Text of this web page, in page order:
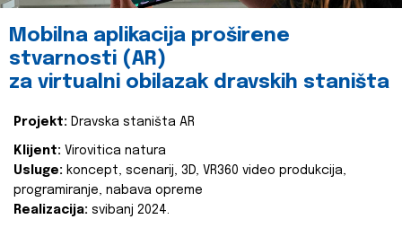
Mobilna aplikacija proširene
stvarnosti (AR)
za virtualni obilazak dravskih staništa
Projekt: Dravska staništa AR
Klijent: Virovitica natura
Usluge: koncept, scenarij, 3D, VR360 video produkcija,
programiranje, nabava opreme
Realizacija: svibanj 2024.